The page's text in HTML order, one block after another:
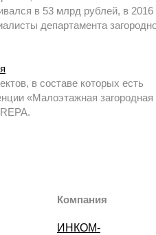
в 53 млрд рублей, в 2016
департамента
в составе которых есть
«Малоэтажная загородная
Компания
ИНКОМ-